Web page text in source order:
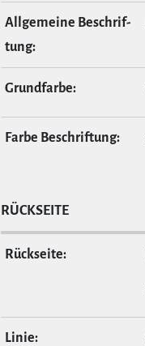
All­ge­meine Beschrif­
tung:
Grund­farbe:
Farbe Beschrif­tung:
RÜCKSEITE
Rückseite:
Linie: